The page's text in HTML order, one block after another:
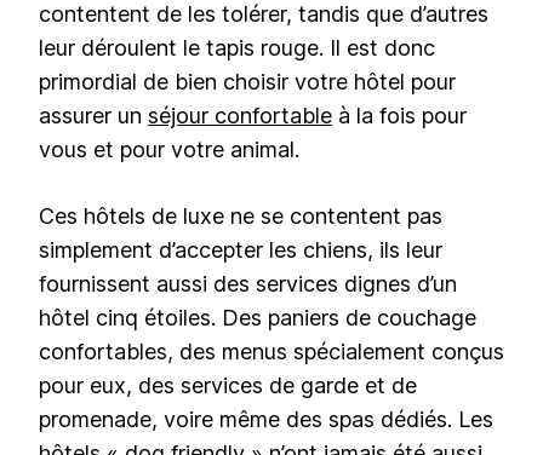
contentent de les tolérer, tandis que d’autres
leur déroulent le tapis rouge. Il est donc
primordial de bien choisir votre hôtel pour
assurer un séjour confortable à la fois pour
vous et pour votre animal.
Ces hôtels de luxe ne se contentent pas
simplement d’accepter les chiens, ils leur
fournissent aussi des services dignes d’un
hôtel cinq étoiles. Des paniers de couchage
confortables, des menus spécialement conçus
pour eux, des services de garde et de
promenade, voire même des spas dédiés. Les